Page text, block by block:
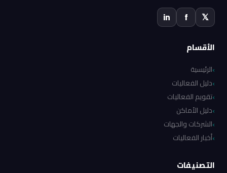
𝕏
f
in
الأقسام
الرئيسية
دليل الفعاليات
تقويم الفعاليات
دليل الأماكن
الشركات والجهات
أخبار الفعاليات
التصنيفات